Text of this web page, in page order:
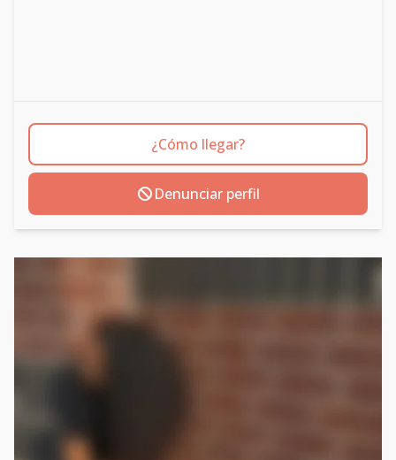
¿Cómo llegar?
Denunciar perfil